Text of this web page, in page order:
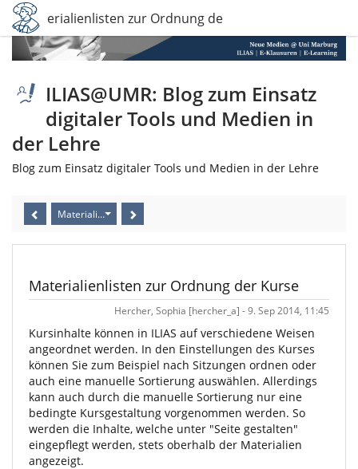
Materialienlisten zur Ordnung der Kurse
ILIAS@UMR: Blog zum Einsatz
digitaler Tools und Medien in
der Lehre
Blog zum Einsatz digitaler Tools und Medien in der Lehre
Materialienlisten zur Ordnung der Kurse
Materialienlisten zur Ordnung der Kurse
Hercher, Sophia [hercher_a] - 9. Sep 2014, 11:45
Kursinhalte können in ILIAS auf verschiedene Weisen
angeordnet werden. In den Einstellungen des Kurses
können Sie zum Beispiel nach Sitzungen ordnen oder
auch eine manuelle Sortierung auswählen. Allerdings
kann auch durch die manuelle Sortierung nur eine
bedingte Kursgestaltung vorgenommen werden. So
werden die Inhalte, welche unter "Seite gestalten"
eingepflegt werden, stets oberhalb der Materialien
angezeigt.